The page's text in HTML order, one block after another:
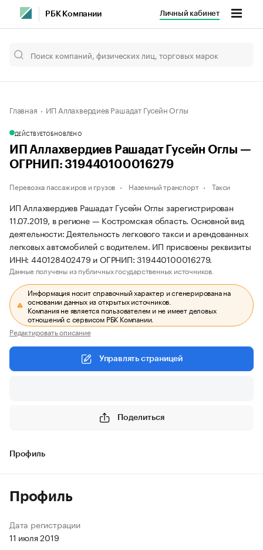
РБК Компании Личный кабинет
Главная ИП Аллахвердиев Рашадат Гусейн Оглы
ДЕЙСТВУЕТОБНОВЛЕНО
ИП Аллахвердиев Рашадат Гусейн Оглы —
ОГРНИП: 319440100016279
Перевозка пассажиров и грузов Наземный транспорт Такси
ИП Аллахвердиев Рашадат Гусейн Оглы зарегистрирован
11.07.2019, в регионе — Костромская область. Основной вид
деятельности: Деятельность легкового такси и арендованных
легковых автомобилей с водителем. ИП присвоены реквизиты
ИНН: 440128402479 и ОГРНИП: 319440100016279.
Данные получены из публичных государственных источников.
Информация носит справочный характер и сгенерирована на
основании данных из открытых источников.
Компания не является пользователем и не имеет деловых
отношений с сервисом РБК Компании.
Редактировать описание
Управлять страницей
Поделиться
Профиль
Профиль
Дата регистрации
11 июля 2019